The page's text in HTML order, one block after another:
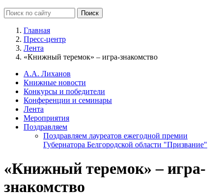
Главная
Пресс-центр
Лента
«Книжный теремок» – игра-знакомство
А.А. Лиханов
Книжные новости
Конкурсы и победители
Конференции и семинары
Лента
Мероприятия
Поздравляем
Поздравляем лауреатов ежегодной премии
Губернатора Белгородской области "Призвание"
«Книжный теремок» – игра-
знакомство